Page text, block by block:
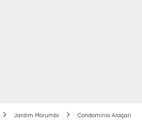
Jardim Morumbi
Condomínio Araçari